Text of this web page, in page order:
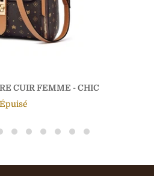
CUIR FEMME - CHIC
Épuisé